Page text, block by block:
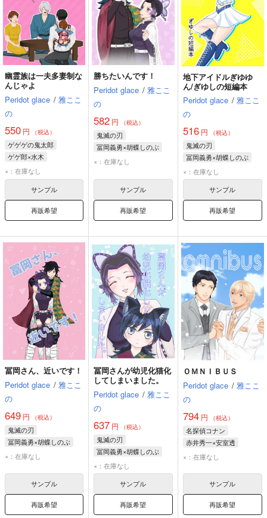
幽霊族は一夫多妻制な
んじゃよ
Peridot glace / 雅ここ
の
550 円 （税込）
ゲゲゲの鬼太郎
ゲゲ郎×水木
×：在庫なし
サンプル
再販希望
勝ちたいんです！
Peridot glace / 雅ここ
の
582 円 （税込）
鬼滅の刃
冨岡義勇×胡蝶しのぶ
×：在庫なし
サンプル
再販希望
地下アイドルぎゆゆ
ん/ぎゆしの短編本
Peridot glace / 雅ここ
の
516円 （税込）
鬼滅の刃
冨岡義勇×胡蝶しのぶ
×：在庫なし
サンプル
再販希望
冨岡さん、近いです！
Peridot glace / 雅ここ
の
649 円 （税込）
鬼滅の刃
冨岡義勇×胡蝶しのぶ
×：在庫なし
サンプル
再販希望
冨岡さんが幼児化猫化
してしまいました。
Peridot glace / 雅ここ
の
637 円 （税込）
鬼滅の刃
冨岡義勇×胡蝶しのぶ
冨岡義勇
×：在庫なし
サンプル
再販希望
ＯＭＮＩＢＵＳ
Peridot glace / 雅ここ
の
794円 （税込）
名探偵コナン
赤井秀一×安室透
赤井秀一
×：在庫なし
サンプル
再販希望